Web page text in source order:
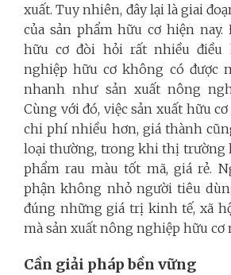
xuất. Tuy nhiên, đây lại là giai
của sản phẩm hữu cơ hiện nay.
hữu cơ đòi hỏi rất nhiều điều
nghiệp hữu cơ không có được
nhanh như sản xuất nông
Cùng với đó, việc sản xuất hữu
chi phí nhiều hơn, giá thành
loại thường, trong khi thị trường
phẩm rau màu tốt mã, giá rẻ.
phận không nhỏ người tiêu
đúng những giá trị kinh tế, xã
mà sản xuất nông nghiệp hữu cơ
Cần giải pháp bền vững